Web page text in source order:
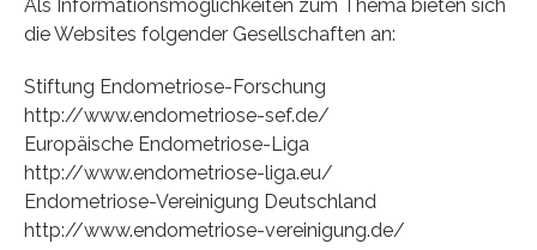
Als Informationsmöglichkeiten zum Thema bieten sich
die Websites folgender Gesellschaften an:
Stiftung Endometriose-Forschung
http://www.endometriose-sef.de/
Europäische Endometriose-Liga
http://www.endometriose-liga.eu/
Endometriose-Vereinigung Deutschland
http://www.endometriose-vereinigung.de/